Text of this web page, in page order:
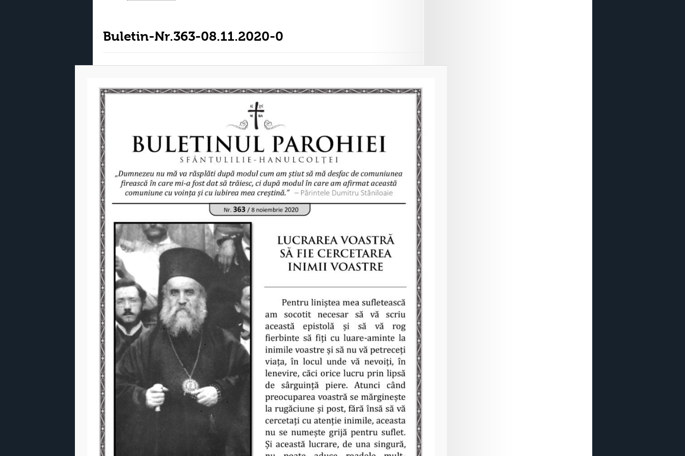
Buletin-Nr.363-08.11.2020-0